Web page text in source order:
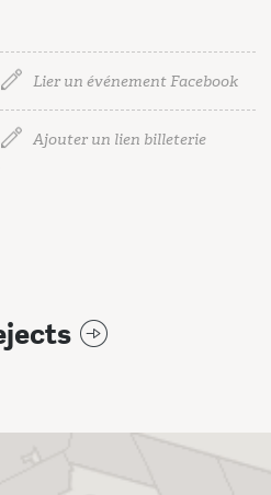
Lier un événement Facebook
Ajouter un lien billeterie